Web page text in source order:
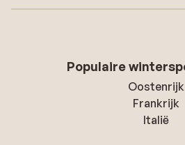
Populaire
Oostenrijk
Frankrijk
Italië